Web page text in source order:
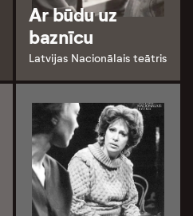
Ar būdu uz
baznīcu
Latvijas Nacionālais teātris